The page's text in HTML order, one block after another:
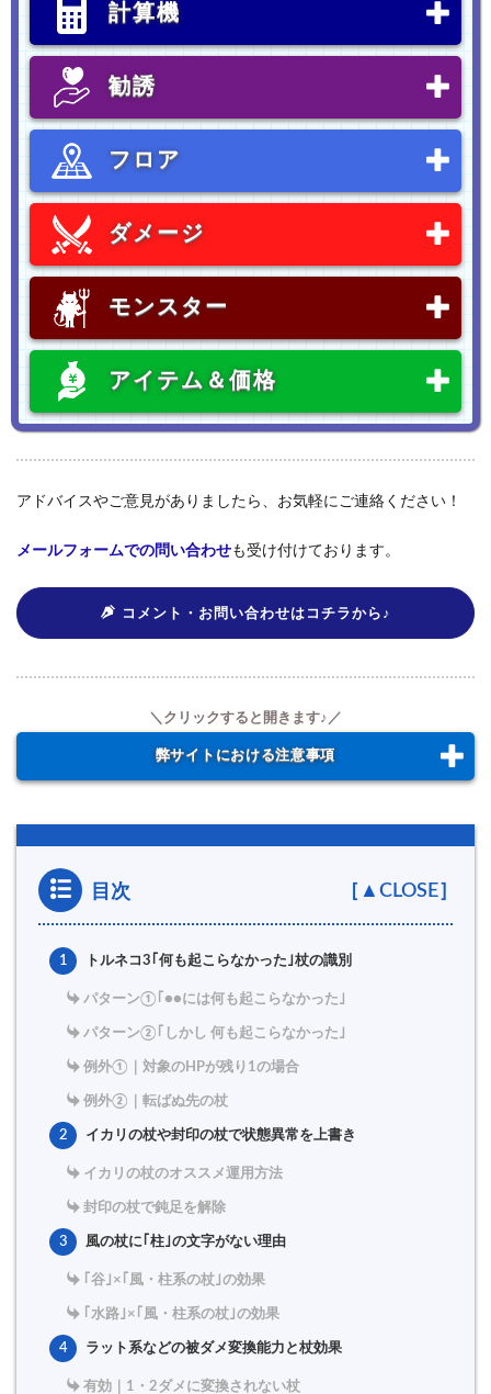
計算機
勧誘
フロア
ダメージ
モンスター
アイテム＆価格
アドバイスやご意見がありましたら、お気軽にご連絡ください！
メールフォームでの問い合わせも受け付けております。
コメント・お問い合わせはコチラから♪
弊サイトにおける注意事項
目次
1 トルネコ3｢何も起こらなかった｣杖の識別
パターン①｢●●には何も起こらなかった｣
パターン②｢しかし 何も起こらなかった｣
例外①｜対象のHPが残り1の場合
例外②｜転ばぬ先の杖
2 イカリの杖や封印の杖で状態異常を上書き
イカリの杖のオススメ運用方法
封印の杖で鈍足を解除
3 風の杖に｢柱｣の文字がない理由
｢谷｣×｢風・柱系の杖｣の効果
｢水路｣×｢風・柱系の杖｣の効果
4 ラット系などの被ダメ変換能力と杖効果
有効｜1・2ダメに変換されない杖